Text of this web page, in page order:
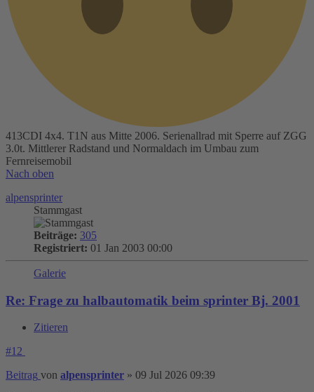
413CDI 4x4. T1N aus Mitte 2006. Serienallrad mit Sperre auf ZGG
3.0t. Mittlerer Radstand und Normaldach im Umbau zum
Fernreisemobil
Nach oben
alpensprinter
Stammgast
Beiträge: 305
Registriert: 01 Jan 2003 00:00
Galerie
Re: Frage zu halbautomatik beim sprinter Bj. 2001
Zitieren
#12
Beitrag von alpensprinter » 09 Jul 2026 09:39